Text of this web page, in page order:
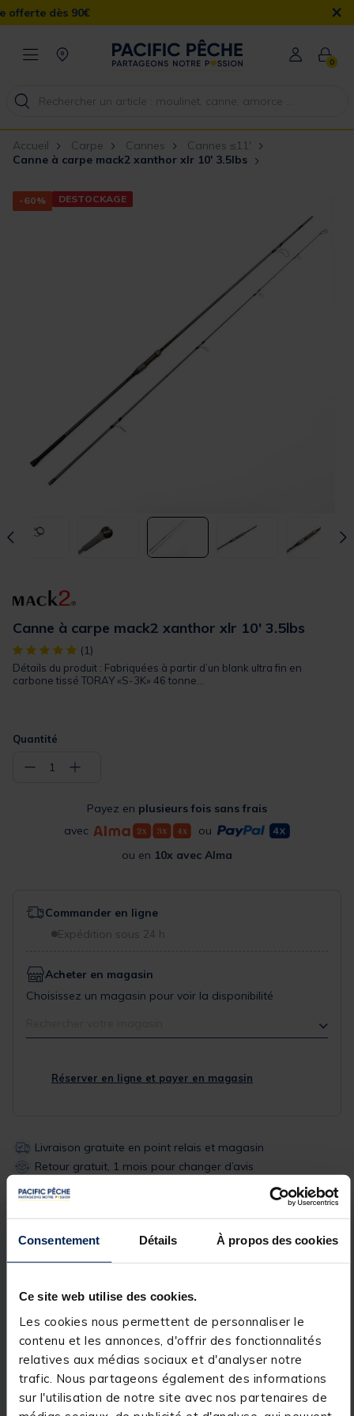
Consentement Détails À propos des cookies
Ce site web utilise des cookies.
Les cookies nous permettent de personnaliser le
contenu et les annonces, d'offrir des fonctionnalités
relatives aux médias sociaux et d'analyser notre
trafic. Nous partageons également des informations
sur l'utilisation de notre site avec nos partenaires de
×
0
Accueil Carpe Cannes
Cannes ≤11'
Canne à carpe mack2 xanthor xlr 10' 3.5lbs
-60% DESTOCKAGE
Canne à carpe mack2 xanthor xlr 10' 3.5lbs
[object Object] out of 5 Customer Rating
(1)
Détails du produit : Fabriquées à partir d’un blank ultra fin en
carbone tissé TORAY «S-3K» 46 tonne...
Quantité
− 1 +
Payez en plusieurs fois sans frais
avec
ou
ou en 10x avec Alma
Commander en ligne
Expédition sous 24 h
Acheter en magasin
Choisissez un magasin pour voir la disponibilité
Réserver en ligne et payer en magasin
Livraison gratuite en point relais et magasin
Retour gratuit, 1 mois pour changer d’avis
Description Spécifications
Description & détails
Description
Fabriquées à partir d’un blank ultra fin en carbone
cannes
XANTHOR XLRoffrent une finition sobre et soignée
avec des composants de grande qualité.